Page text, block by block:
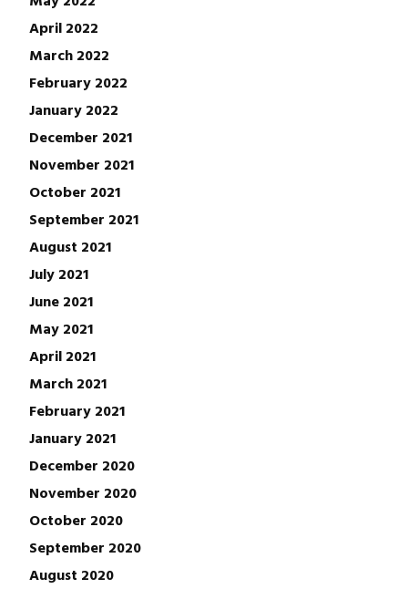
April 2022
March 2022
February 2022
January 2022
December 2021
November 2021
October 2021
September 2021
August 2021
July 2021
June 2021
May 2021
April 2021
March 2021
February 2021
January 2021
December 2020
November 2020
October 2020
September 2020
August 2020